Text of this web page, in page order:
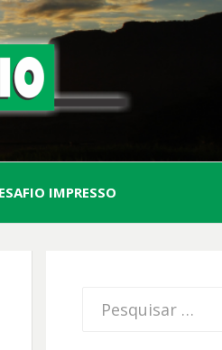
IMPRESSO
Procurar